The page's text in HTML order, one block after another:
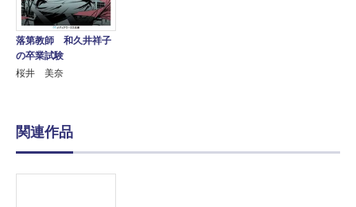
落第教師 和久井祥子
の卒業試験
桜井 美奈
関連作品